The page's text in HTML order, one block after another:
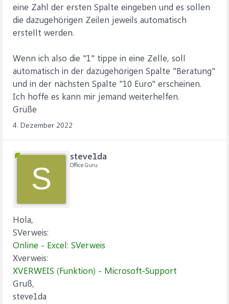
eine Zahl der ersten Spalte eingeben und es sollen
die dazugehörigen Zeilen jeweils automatisch
erstellt werden.
Wenn ich also die "1" tippe in eine Zelle, soll
automatisch in der dazugehörigen Spalte "Beratung"
und in der nächsten Spalte "10 Euro" erscheinen.
Ich hoffe es kann mir jemand weiterhelfen.
Grüße
4. Dezember 2022
S
steve1da
Office Guru
Hola,
SVerweis:
Online - Excel: SVerweis
Xverweis:
XVERWEIS (Funktion) - Microsoft-Support
Gruß,
steve1da